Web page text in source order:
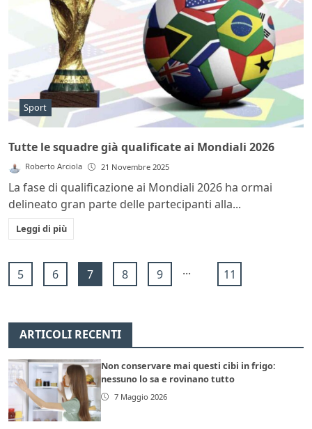
Sport
Tutte le squadre già qualificate ai Mondiali 2026
Roberto Arciola 21 Novembre 2025
La fase di qualificazione ai Mondiali 2026 ha ormai
delineato gran parte delle partecipanti alla...
Leggi di più
5 6 7 8 9 ... 11
ARTICOLI RECENTI
Non conservare mai questi cibi in frigo:
nessuno lo sa e rovinano tutto
7 Maggio 2026